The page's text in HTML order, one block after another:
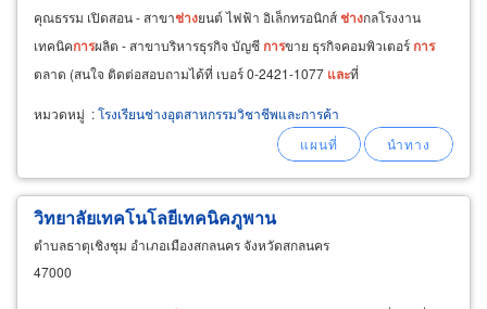
คุณธรรม เปิดสอน - สาขาช่างยนต์ ไฟฟ้า อิเล็กทรอนิกส์ช่างกลโรงงาน
เทคนิคการผลิต - สาขาบริหารธุรกิจ บัญชี การขาย ธุรกิจคอมพิวเตอร์ การ
ตลาด (สนใจ ติดต่อสอบถามได้ที่ เบอร์ 0-2421-1077 และที่
หมวดหมู่ :โรงเรียนช่างอุตสาหกรรมวิชาชีพและการค้า
วิทยาลัยเทคโนโลยีเทคนิคภูพาน
ตำบลธาตุเชิงชุม อำเภอเมืองสกลนคร จังหวัดสกลนคร
47000